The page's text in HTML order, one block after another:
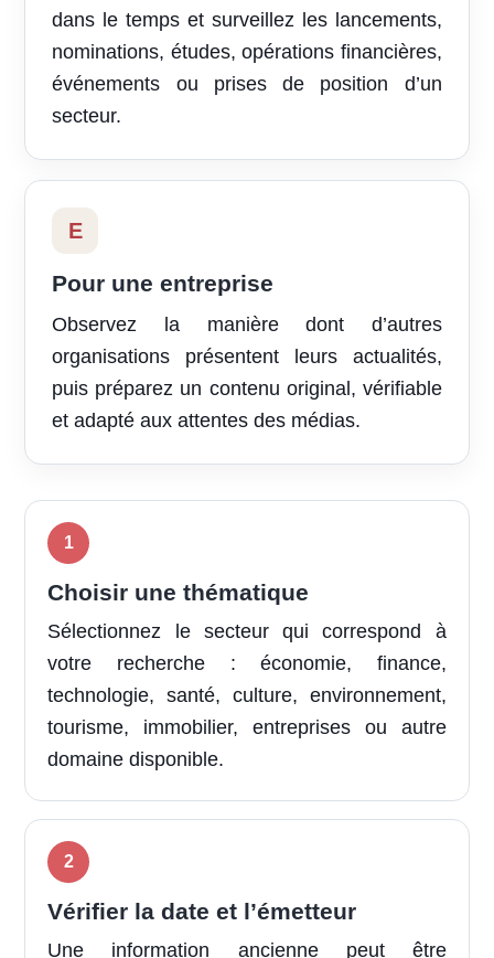
dans le temps et surveillez les lancements,
nominations, études, opérations financières,
événements ou prises de position d’un
secteur.
E
Pour une entreprise
Observez la manière dont d’autres
organisations présentent leurs actualités,
puis préparez un contenu original, vérifiable
et adapté aux attentes des médias.
Choisir une thématique
Sélectionnez le secteur qui correspond à
votre recherche : économie, finance,
technologie, santé, culture, environnement,
tourisme, immobilier, entreprises ou autre
domaine disponible.
Vérifier la date et l’émetteur
Une information ancienne peut être